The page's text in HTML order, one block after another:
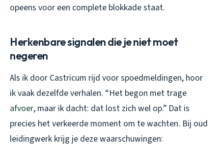
opeens voor een complete blokkade staat.
Herkenbare signalen die je niet moet
negeren
Als ik door Castricum rijd voor spoedmeldingen, hoor
ik vaak dezelfde verhalen. “Het begon met trage
afvoer, maar ik dacht: dat lost zich wel op.” Dat is
precies het verkeerde moment om te wachten. Bij oud
leidingwerk krijg je deze waarschuwingen: